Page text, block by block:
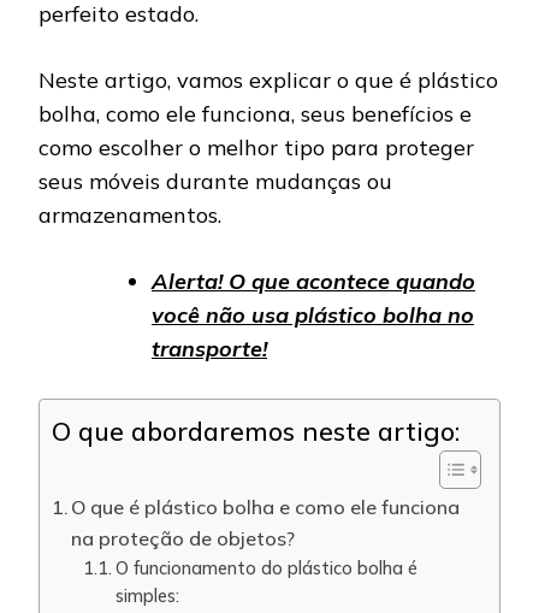
perfeito estado.
Neste artigo, vamos explicar o que é plástico
bolha, como ele funciona, seus benefícios e
como escolher o melhor tipo para proteger
seus móveis durante mudanças ou
armazenamentos.
Alerta! O que acontece quando
você não usa plástico bolha no
transporte!
O que abordaremos neste artigo:
O que é plástico bolha e como ele funciona
na proteção de objetos?
O funcionamento do plástico bolha é
simples: